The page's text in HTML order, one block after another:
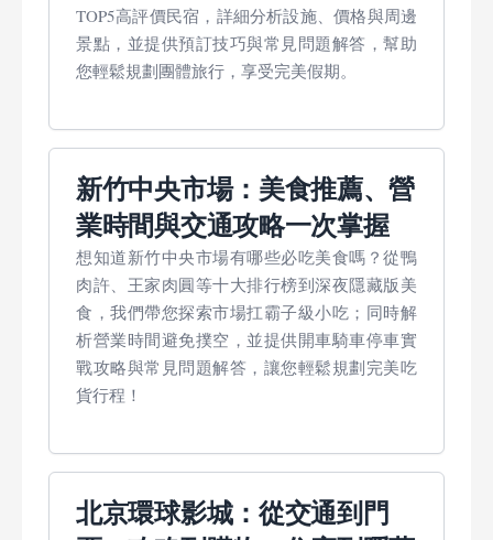
TOP5高評價民宿，詳細分析設施、價格與周邊
景點，並提供預訂技巧與常見問題解答，幫助
您輕鬆規劃團體旅行，享受完美假期。
新竹中央市場：美食推薦、營
業時間與交通攻略一次掌握
想知道新竹中央市場有哪些必吃美食嗎？從鴨
肉許、王家肉圓等十大排行榜到深夜隱藏版美
食，我們帶您探索市場扛霸子級小吃；同時解
析營業時間避免撲空，並提供開車騎車停車實
戰攻略與常見問題解答，讓您輕鬆規劃完美吃
貨行程！
北京環球影城：從交通到門